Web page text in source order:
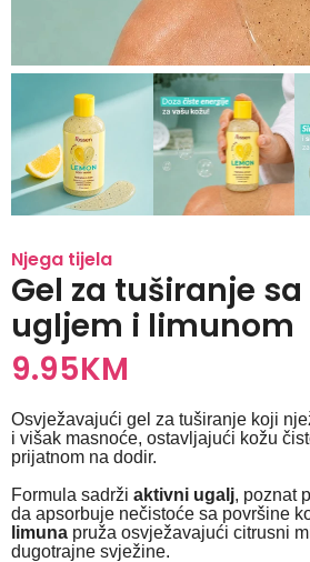
Njega tijela
Gel za tuširanje
ugljem i limunom
9.95KM
Osvježavajući gel za tuširanje koji
i višak masnoće, ostavljajući kožu
prijatnom na dodir.
Formula sadrži aktivni ugalj, poznat
da apsorbuje nečistoće sa površine
limuna pruža osvježavajući citrusni
dugotrajne svježine.